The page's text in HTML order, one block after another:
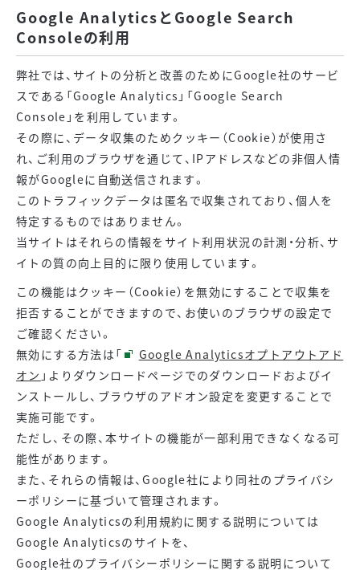
Google AnalyticsとGoogle Search
Consoleの利用
弊社では、サイトの分析と改善のためにGoogle社のサービ
スである「Google Analytics」「Google Search
Console」を利用しています。
その際に、データ収集のためクッキー（Cookie）が使用さ
れ、ご利用のブラウザを通じて、IPアドレスなどの非個人情
報がGoogleに自動送信されます。
このトラフィックデータは匿名で収集されており、個人を
特定するものではありません。
当サイトはそれらの情報をサイト利用状況の計測・分析、サ
イトの質の向上目的に限り使用しています。
この機能はクッキー（Cookie）を無効にすることで収集を
拒否することができますので、お使いのブラウザの設定で
ご確認ください。
無効にする方法は「
Google Analyticsオプトアウトアド
オン 」よりダウンロードページでのダウンロードおよびイ
ンストールし、ブラウザのアドオン設定を変更することで
実施可能です。
ただし、その際、本サイトの機能が一部利用できなくなる可
能性があります。
また、それらの情報は、Google社により同社のプライバシ
ーポリシーに基づいて管理されます。
Google Analyticsの利用規約に関する説明については
Google Analyticsのサイトを、
Google社のプライバシーポリシーに関する説明について